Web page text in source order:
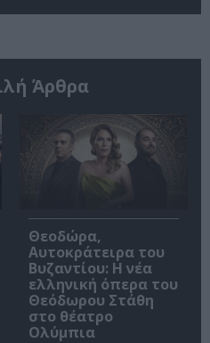
Άρθρα
Θεοδώρα,
Αυτοκράτειρα του
Βυζαντίου: Η νέα
ελληνική όπερα του
Θεόδωρου Στάθη
στο θέατρο
Ολύμπια